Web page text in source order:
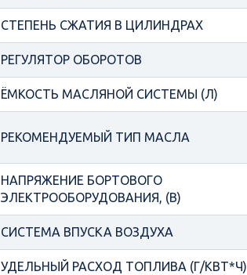
СТЕПЕНЬ СЖАТИЯ В ЦИЛИНДРАХ
РЕГУЛЯТОР ОБОРОТОВ
ЁМКОСТЬ МАСЛЯНОЙ СИСТЕМЫ (Л)
РЕКОМЕНДУЕМЫЙ ТИП МАСЛА
НАПРЯЖЕНИЕ БОРТОВОГО
ЭЛЕКТРООБОРУДОВАНИЯ, (В)
СИСТЕМА ВПУСКА ВОЗДУХА
УДЕЛЬНЫЙ РАСХОД ТОПЛИВА (Г/КВТ*Ч)